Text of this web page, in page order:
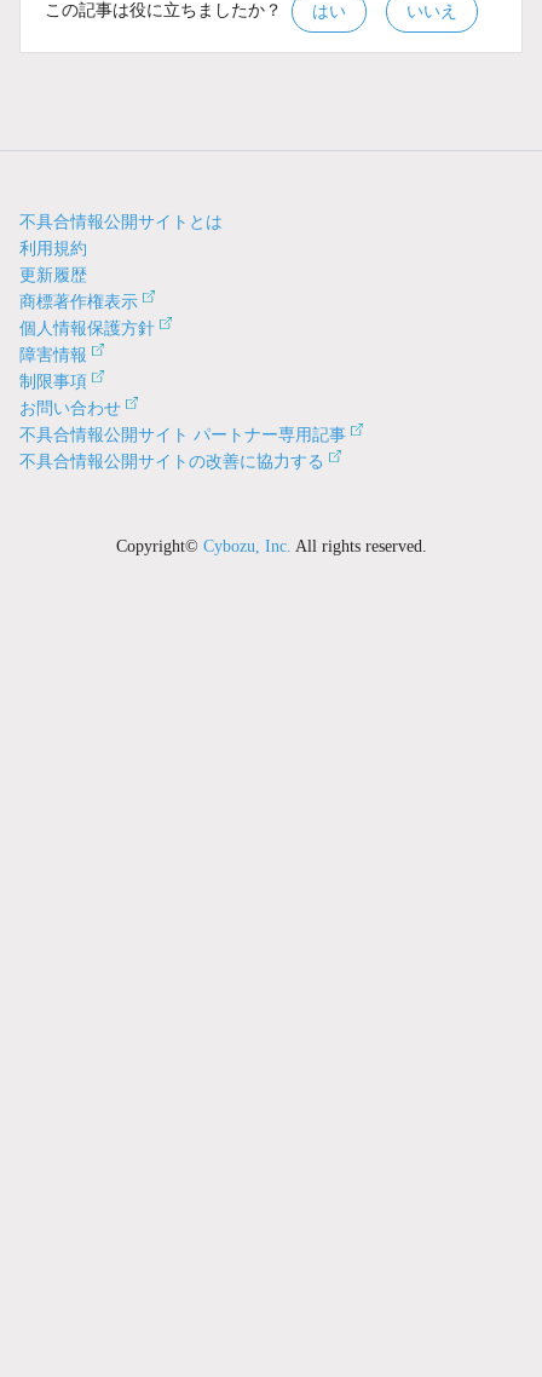
この記事は役に立ちましたか？ はい いいえ
不具合情報公開サイトとは
利用規約
更新履歴
商標著作権表示
個人情報保護方針
障害情報
制限事項
お問い合わせ
不具合情報公開サイト パートナー専用記事
不具合情報公開サイトの改善に協力する
Copyright© Cybozu, Inc. All rights reserved.